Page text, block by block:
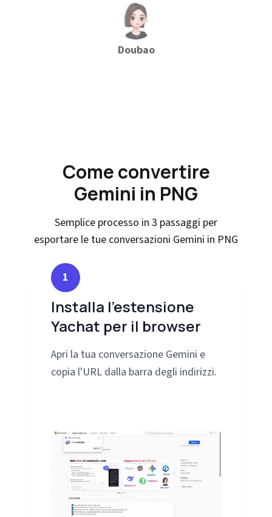
Doubao
Come convertire
Gemini in PNG
Semplice processo in 3 passaggi per
esportare le tue conversazioni Gemini in PNG
1
Installa l'estensione
Yachat per il browser
Apri la tua conversazione Gemini e
copia l'URL dalla barra degli indirizzi.